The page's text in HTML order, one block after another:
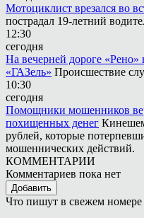
Мотоциклист врезался во
пострадал 19-летний
12:30
сегодня
На вечерней дороге «Рено»
«ГАЗель» Происшествие
10:30
сегодня
Помощники мошенников
похищенных денег
рублей, которые
мошеннических действий.
КОММЕНТАРИИ
Комментариев пока нет
Добавить
Что пишут в свежем номере